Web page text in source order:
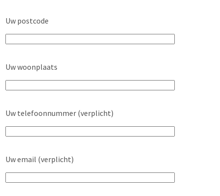
Uw postcode
Uw woonplaats
Uw telefoonnummer (verplicht)
Uw email (verplicht)